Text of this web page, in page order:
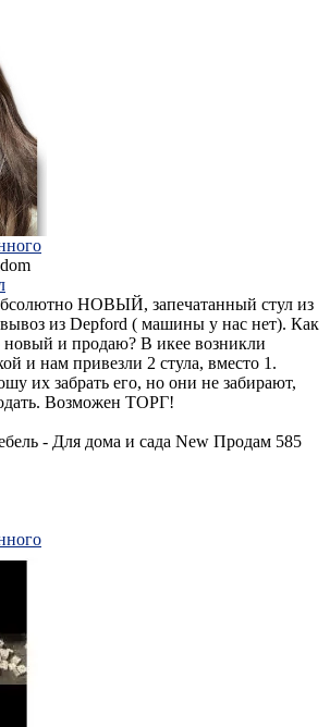
НОВЫЙ, запечатанный стул из
из Depford ( машины у нас нет). Как
новый и продаю? В икее возникли
и нам привезли 2 стула, вместо 1.
их забрать его, но они не забирают,
Возможен ТОРГ!
- Для дома и сада New Продам 585